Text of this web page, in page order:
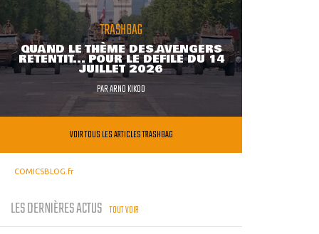
TRASHBAG
QUAND LE THÈME DES AVENGERS
RETENTIT... POUR LE DÉFILÉ DU 14
JUILLET 2026
PARARNO KIKOO
VOIR TOUS LES ARTICLES TRASHBAG
COMICSBLOG.fr
LES DERNIÈRES ACTUS TOUT VOIR